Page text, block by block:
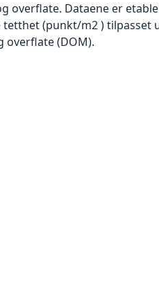
overflate. Dataene er
(punkt/m2 )
overflate (DOM).